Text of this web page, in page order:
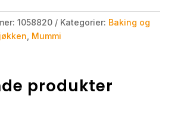
1058820 Kategorier: Baking og
Mummi
produkter